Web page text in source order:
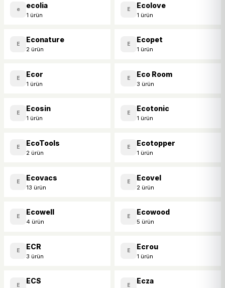
e ecolia
1 ürün
E Ecolove
1 ürün
E Econature
2 ürün
E Ecopet
1 ürün
E Ecor
1 ürün
E Eco Room
3 ürün
E Ecosin
1 ürün
E Ecotonic
1 ürün
E EcoTools
2 ürün
E Ecotopper
1 ürün
E Ecovacs
13 ürün
E Ecovel
2 ürün
E Ecowell
4 ürün
E Ecowood
5 ürün
E ECR
3 ürün
E Ecrou
1 ürün
E ECS E Ecza